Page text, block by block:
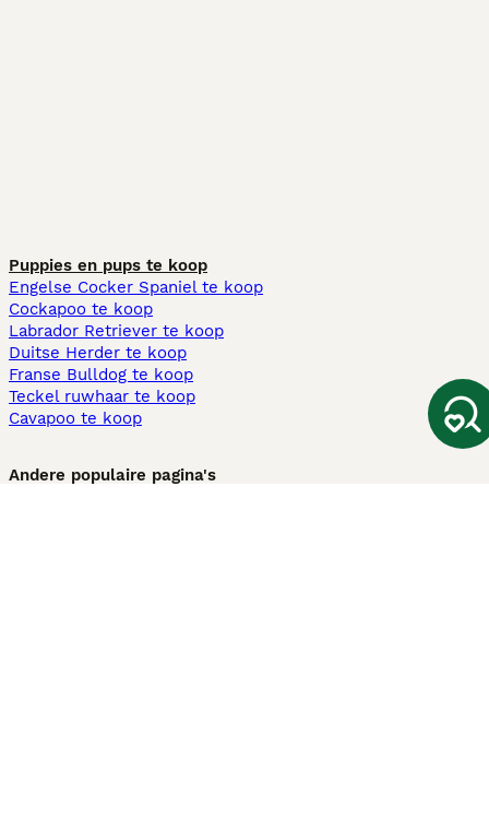
Puppies en pups te koop
Engelse Cocker Spaniel te koop
Cockapoo te koop
Labrador Retriever te koop
Duitse Herder te koop
Franse Bulldog te koop
Teckel ruwhaar te koop
Cavapoo te koop
Andere populaire pagina's